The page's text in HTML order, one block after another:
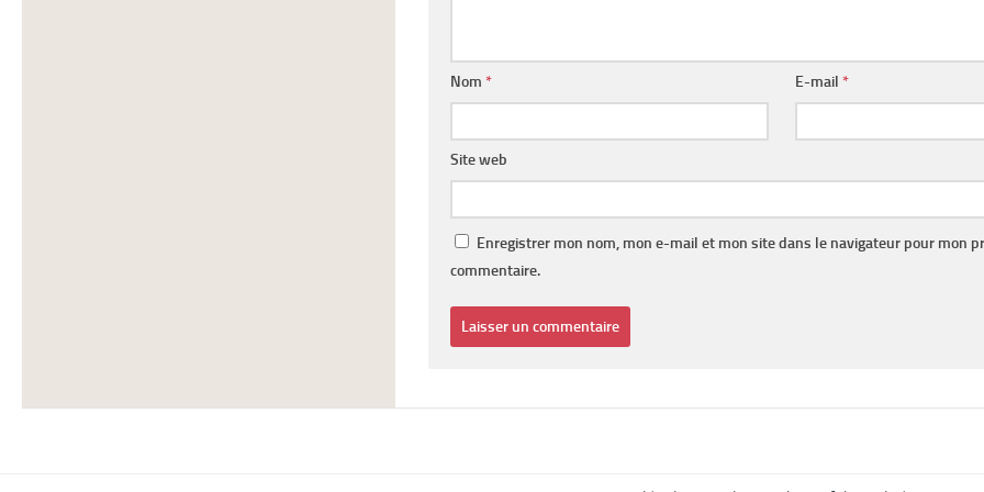
Nom * E-mail *
Site web
Enregistrer mon nom, mon e-mail et mon site dans le navigateur pour mon
commentaire.